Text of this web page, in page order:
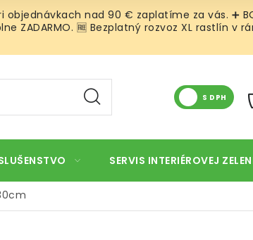
nad 90 € zaplatíme za vás. ➕
ZADARMO. 🆓 Bezplatný rozvoz XL rastlín v
S DPH
SERVIS INTERIÉROVEJ